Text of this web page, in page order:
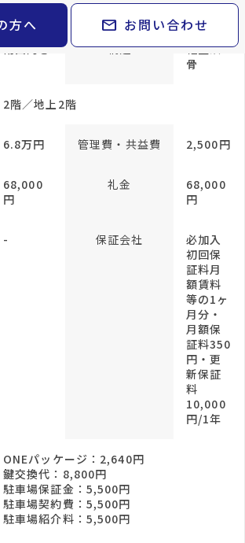
keyboard_arrow_right
諸費用
方へ mail お問い合わせ
南西向き 構造
軽量鉄
骨
2階／地上2階
6.8万円 管理費・共益費 2,500円
68,000
円
礼金
68,000
円
- 保証会社
必加入
初回保
証料月
額賃料
等の1ヶ
月分・
月額保
証料350
円・更
新保証
料
10,000
円/1年
ONEパッケージ：2,640円
鍵交換代：8,800円
駐車場保証金：5,500円
駐車場契約費：5,500円
駐車場紹介料：5,500円